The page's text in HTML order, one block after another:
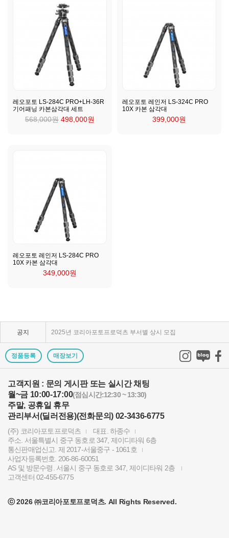
레오포토 LS-284C PRO+LH-36R
기어패닝 카본삼각대 세트
568,000원 498,000원
레오포토 레인저 LS-324C PRO
10X 카본 삼각대
399,000원
레오포토 레인저 LS-284C PRO
10X 카본 삼각대
349,000원
공지 2025년 코리아포토프로덕츠 부서별 상시 모집
쇼룸오픈기념 방문자 추첨 이벤트 당첨자 발표
KPP 쇼룸 오픈! 다양한 제품을 체험하고 구매하세요..
2024 레오포토 부산 세미나 경품추첨 당첨자 발표
토키나 주관 국제 필터 사진 공모전 2023 안내
빌트록스 모델 촬영회 (9/23) 후기이벤트 당첨자 발..
빌트록스 75mm E 마운트 펌웨어 업데이트 안내
정품등록 매장보기
고객지원 : 문의 게시판 또는 실시간 채팅
월~금 10:00-17:00(점심시간:12:30 ~ 13:30)
주말, 공휴일 휴무
관리부서(딜러전용)(전화문의) 02-3436-6775
(주) 코리아포토프로덕츠
대표. 하종수
주소. 서울특별시 중구 동호로 347, 제이디타워 6층
통신판매업신고. 제 2017-서울중구 - 1061호
사업자등록번호. 206-86-60051
AS 및 방문수령. 서울시 중구 동호로 347, 제이디타워 2층
고객센터 02-455-6775
ⓒ 2026 ㈜코리아포토프로덕츠. All Rights Reserved.